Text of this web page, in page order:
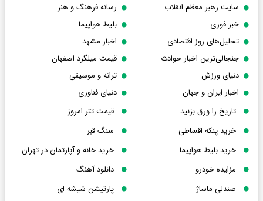
سایت رهبر معظم انقلاب
رسانه فرهنگ و هنر
خبر فوری
بلیط هواپیما
تحلیل‌های روز اقتصادی
اخبار مشهد
جنجالی‌ترین اخبار حوادث
قیمت میلگرد اصفهان
دنیای ورزش
ترانه و موسیقی
اخبار ایران و جهان
دنیای فناوری
تاریخ را ورق بزنید
قیمت تتر امروز
خرید پنکه اقساطی
سنگ قبر
خرید بلیط هواپیما
خرید خانه و آپارتمان در تهران
مزایده خودرو
دانلود آهنگ
صندلی ماساژ
پارتیشن شیشه ای